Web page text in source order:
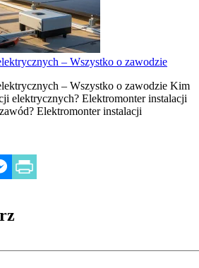
– Wszystko o zawodzie
– Wszystko o zawodzie Kim
elektrycznych? Elektromonter instalacji
Elektromonter instalacji